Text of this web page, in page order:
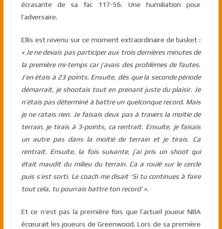
écrasante de sa fac 117-56. Une humiliation pour
l’adversaire.
Ellis est revenu sur ce moment extraordinaire de basket :
« Je ne devais pas participer aux trois dernières minutes de
la première mi-temps car j’avais des problèmes de fautes.
J’en étais à 23 points. Ensuite, dès que la seconde période
démarrait, je shootais tout en prenant juste du plaisir. Je
n’étais pas déterminé à battre un quelconque record. Mais
je ne ratais rien. Je faisais deux pas à travers la moitie de
terrain, je tirais à 3-points, ca rentrait. Ensuite, je faisais
un autre pas dans la moitié de terrain et je tirais. Ca
rentrait. Ensuite, la fois suivante, j’ai pris un shoot qui
était maudit du milieu du terrain. Ca a roulé sur le cercle
puis s’est sorti. Le coach me disait ‘Si tu continues à faire
tout cela, tu pourrais battre ton record’ ».
Et ce n’est pas la première fois que l’actuel joueur NBA
écœurait les joueurs de Greenwood. Lors de sa première